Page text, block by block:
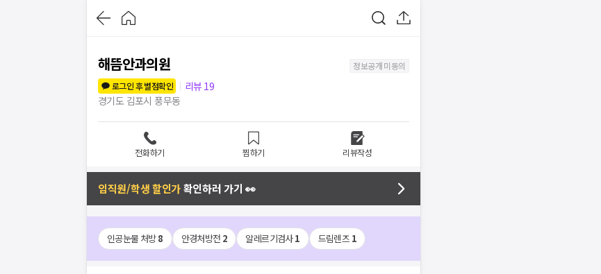
해뜸안과의원
정보공개 미동의
로그인 후 별점확인
리뷰 19
경기도 김포시 풍무동
전화하기 찜하기 리뷰작성
임직원/학생 할인가확인하러 가기 👀
인공눈물 처방8 안경처방전 2 알레르기검사1 드림렌즈 1